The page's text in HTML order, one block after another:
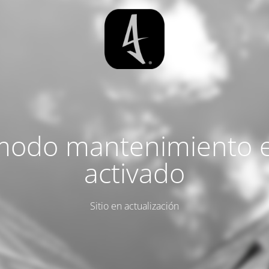
mantenimiento
activado
Sitio en actualización